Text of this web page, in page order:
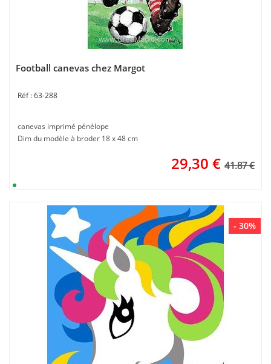
Football canevas chez Margot
63-288
canevas imprimé pénélope
Dim du modèle à broder 18 x 48 cm
29,30 € 41.87 €
- 30%